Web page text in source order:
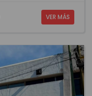
VER MÁS